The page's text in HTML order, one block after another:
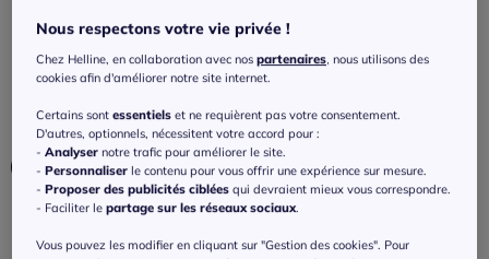
évasée
Réf : 422.295.009 4.7/5- 3avis
Couleur :noir
Choisir une couleur :
Nous respectons votre vie privée !
Chez Helline, en collaboration avec nospartenaires, nous utilisons des
cookies afin d'améliorer notre site internet.
Certains sontessentiels et ne requièrent pas votre consentement.
D'autres, optionnels, nécessitent votre accord pour :
-Analyser notre trafic pour améliorer le site.
-Personnaliser le contenu pour vous offrir une expérience sur mesure.
-Proposer des publicités ciblées qui devraient mieux vous correspondre.
- Faciliter lepartage sur les réseaux sociaux.
Vous pouvez les modifier en cliquant sur "Gestion des cookies". Pour